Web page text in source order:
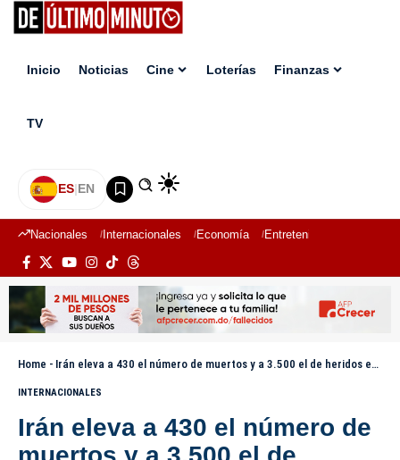
Inicio Noticias Cine Loterías Finanzas
TV
ES|EN
Nacionales Internacionales Economía Entretenimiento
Home - Irán eleva a 430 el número de muertos y a 3.500 el de heridos en los ataques con Israel
INTERNACIONALES
Irán eleva a 430 el número de